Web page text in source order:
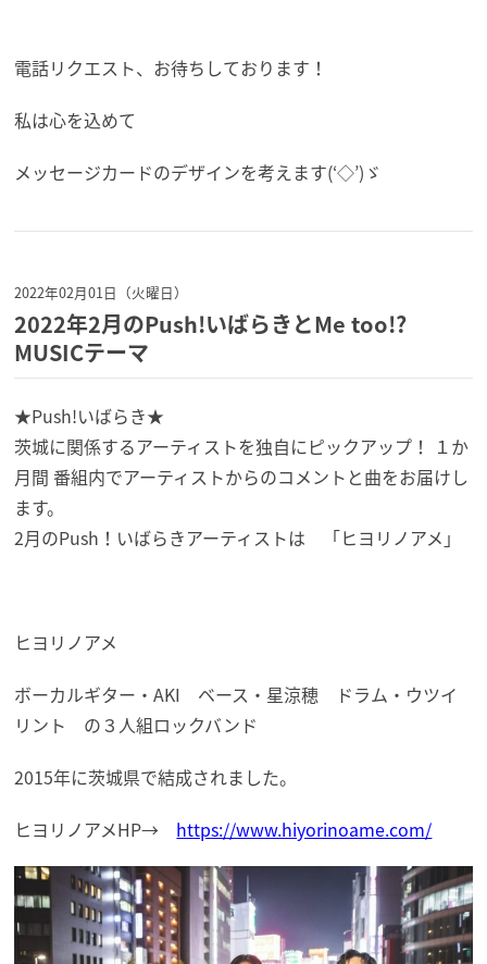
電話リクエスト、お待ちしております！
私は心を込めて
メッセージカードのデザインを考えます(‘◇’)ゞ
2022年02月01日（火曜日）
2022年2月のPush!いばらきとMe too!?
MUSICテーマ
★Push!いばらき★
茨城に関係するアーティストを独自にピックアップ！ １か
月間 番組内でアーティストからのコメントと曲をお届けし
ます。
2月のPush！いばらきアーティストは 「ヒヨリノアメ」
ヒヨリノアメ
ボーカルギター・AKI ベース・星涼穂 ドラム・ウツイ
リント の３人組ロックバンド
2015年に茨城県で結成されました。
ヒヨリノアメHP→ https://www.hiyorinoame.com/